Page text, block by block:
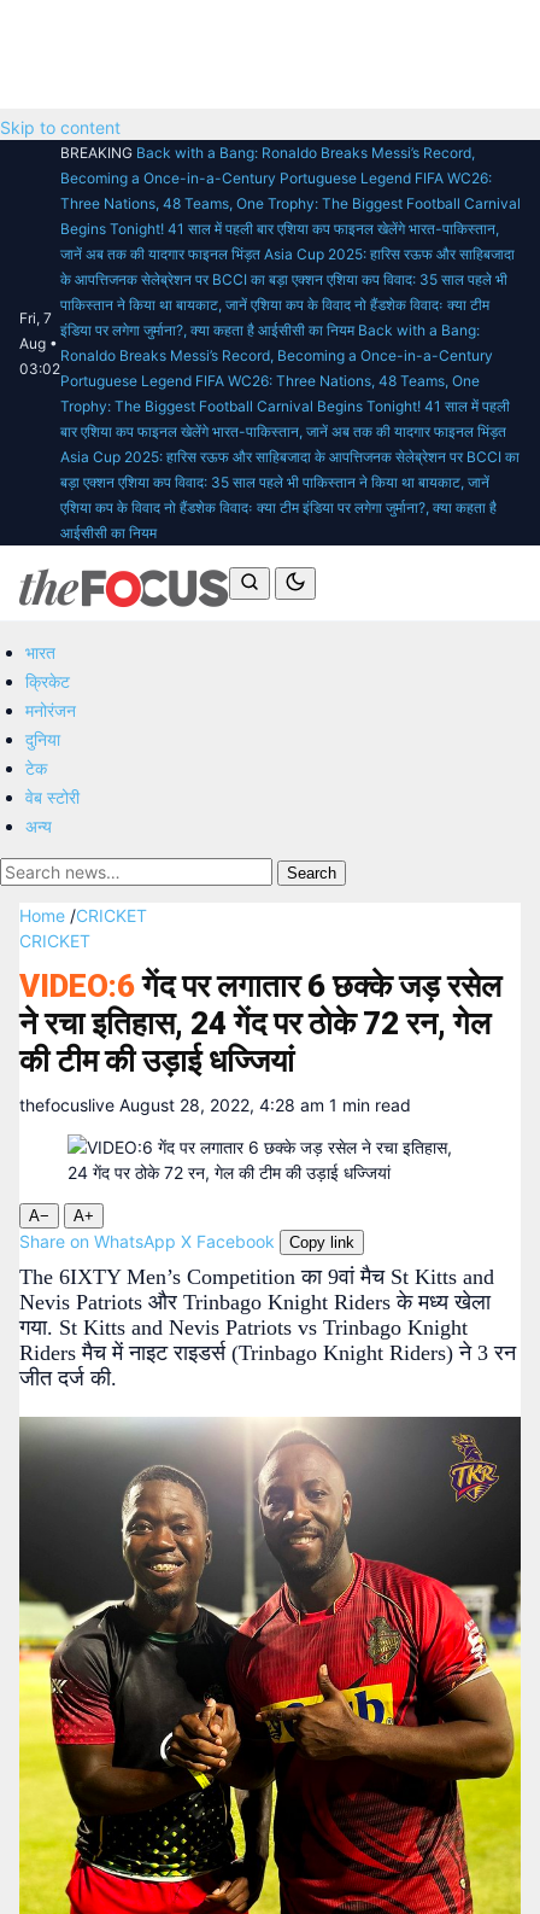
Skip to content
Fri, 7
Aug •
03:02
BREAKING Back with a Bang: Ronaldo Breaks Messi’s Record,
Becoming a Once-in-a-Century Portuguese Legend FIFA WC26:
Three Nations, 48 Teams, One Trophy: The Biggest Football Carnival
Begins Tonight! 41 साल में पहली बार एशिया कप फाइनल खेलेंगे भारत-पाकिस्तान,
जानें अब तक की यादगार फाइनल भिंड़त Asia Cup 2025: हारिस रऊफ और साहिबजादा
के आपत्तिजनक सेलेब्रेशन पर BCCI का बड़ा एक्शन एशिया कप विवाद: 35 साल पहले भी
पाकिस्तान ने किया था बायकाट, जानें एशिया कप के विवाद नो हैंडशेक विवादः क्या टीम
इंडिया पर लगेगा जुर्माना?, क्या कहता है आईसीसी का नियम Back with a Bang:
Ronaldo Breaks Messi’s Record, Becoming a Once-in-a-Century
Portuguese Legend FIFA WC26: Three Nations, 48 Teams, One
Trophy: The Biggest Football Carnival Begins Tonight! 41 साल में पहली
बार एशिया कप फाइनल खेलेंगे भारत-पाकिस्तान, जानें अब तक की यादगार फाइनल भिंड़त
Asia Cup 2025: हारिस रऊफ और साहिबजादा के आपत्तिजनक सेलेब्रेशन पर BCCI का
बड़ा एक्शन एशिया कप विवाद: 35 साल पहले भी पाकिस्तान ने किया था बायकाट, जानें
एशिया कप के विवाद नो हैंडशेक विवादः क्या टीम इंडिया पर लगेगा जुर्माना?, क्या कहता है
आईसीसी का नियम
भारत
क्रिकेट
मनोरंजन
दुनिया
टेक
वेब स्टोरी
अन्य
Search
Home /CRICKET
CRICKET
VIDEO:6गेंद पर लगातार 6 छक्के जड़ रसेल
ने रचा इतिहास, 24 गेंद पर ठोके 72 रन, गेल
की टीम की उड़ाई धज्जियां
thefocuslive August 28, 2022, 4:28 am 1 min read
A− A+
Share on WhatsApp X Facebook Copy link
The 6IXTY Men’s Competition का 9वां मैच St Kitts and
Nevis Patriots और Trinbago Knight Riders के मध्य खेला
गया. St Kitts and Nevis Patriots vs Trinbago Knight
Riders मैच में नाइट राइडर्स (Trinbago Knight Riders) ने 3 रन
जीत दर्ज की.